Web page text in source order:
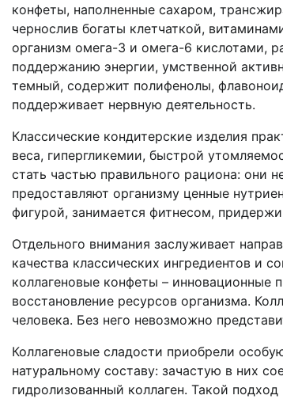
конфеты, наполненные сахаром,
чернослив богаты клетчаткой,
организм омега-3 и омега-6 кислотами,
поддержанию энергии, умственной
темный, содержит полифенолы,
поддерживает нервную деятельность.
Классические кондитерские изделия
веса, гипергликемии, быстрой
стать частью правильного рациона: они
предоставляют организму ценные
фигурой, занимается фитнесом,
Отдельного внимания заслуживает
качества классических ингредиентов и
коллагеновые конфеты – инновационные
восстановление ресурсов организма.
человека. Без него невозможно
Коллагеновые сладости приобрели
натуральному составу: зачастую в них
гидролизованный коллаген. Такой